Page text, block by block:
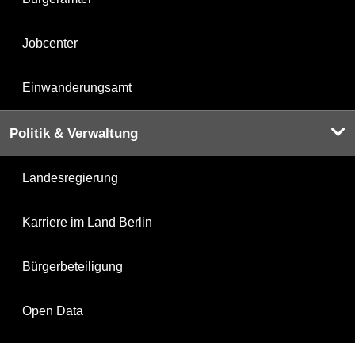
Jobcenter
Einwanderungsamt
Politik & Verwaltung
Landesregierung
Karriere im Land Berlin
Bürgerbeteiligung
Open Data